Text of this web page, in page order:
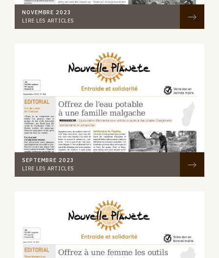
NOVEMBRE 2023
LIRE LES ARTICLES
SEPTEMBRE 2023
LIRE LES ARTICLES